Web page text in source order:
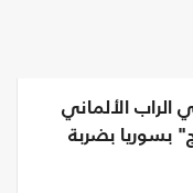
الألماني
بسوريا بضربة